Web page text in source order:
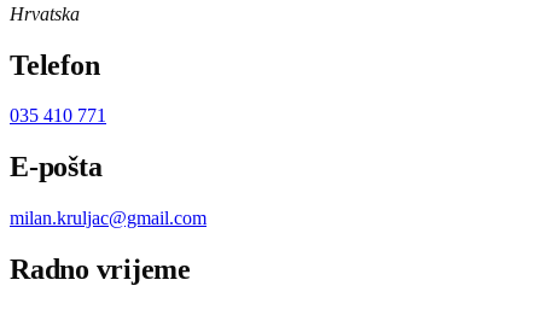
Hrvatska
Telefon
035 410 771
E-pošta
milan.kruljac@gmail.com
Radno vrijeme